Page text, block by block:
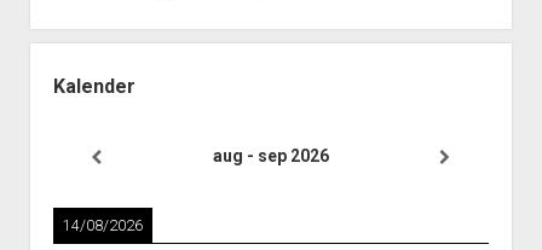
Kalender
aug - sep 2026
14/08/2026